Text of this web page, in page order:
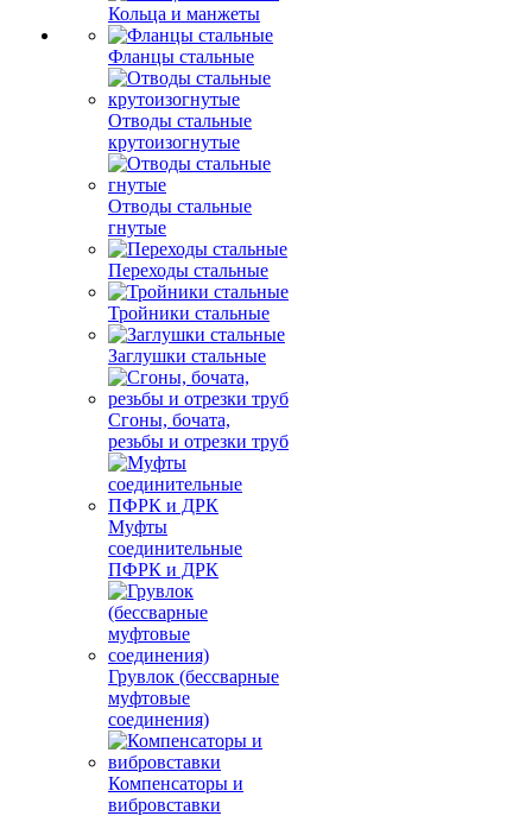
Кольца и манжеты
Фланцы стальные
Отводы стальные
крутоизогнутые
Отводы стальные
гнутые
Переходы стальные
Тройники стальные
Заглушки стальные
Сгоны, бочата,
резьбы и отрезки труб
Муфты
соединительные
ПФРК и ДРК
Грувлок (бессварные
муфтовые
соединения)
Компенсаторы и
вибровставки